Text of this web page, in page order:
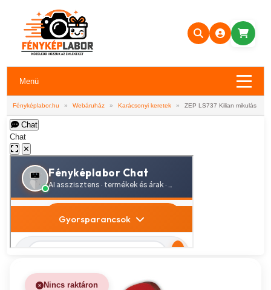
Menü
Fényképlabor.hu » Webáruház » Karácsonyi keretek » ZEP LS737 Kilian mikulás
Chat
Chat
✕
Nincs raktáron